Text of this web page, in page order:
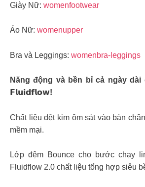
Giày Nữ: womenfootwear
Áo Nữ: womenupper
Bra và Leggings: womenbra-leggings
Năng động và bền bỉ cả ngày
𝗙𝗹𝘂𝗶𝗱𝗳𝗹𝗼𝘄!
Chất liệu dệt kim ôm sát vào bàn
mềm mại.
Lớp đệm Bounce cho bước chạy
Fluidflow 2.0 chất liệu tổng hợp siêu